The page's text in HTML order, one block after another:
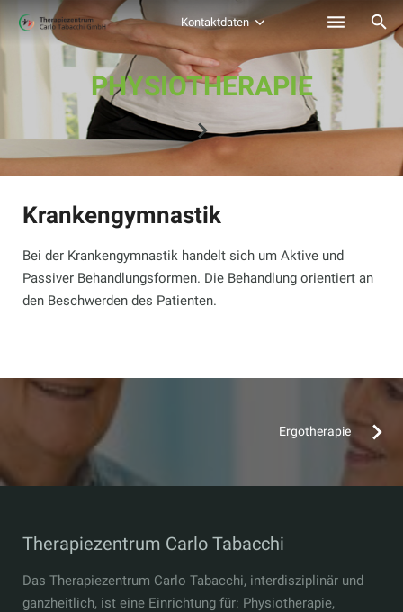
Kontaktdaten
Physiotherapie
Erweiterte
Physiotherapie (EAP)
Logopädie
Trainingstherapie
Kindertherapie
Kontakt
PHYSIOTHERAPIE
Krankengymnastik
Bei der Krankengymnastik handelt sich um Aktive und
Passiver Behandlungsformen. Die Behandlung orientiert an
den Beschwerden des Patienten.
Ergotherapie
Therapiezentrum Carlo Tabacchi
Das Therapiezentrum Carlo Tabacchi, interdisziplinär und
ganzheitlich, ist eine Einrichtung für: Physiotherapie,